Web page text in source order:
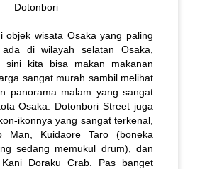
Dotonbori
objek wisata Osaka yang paling
di wilayah selatan Osaka,
sini kita bisa makan makanan
sangat murah sambil melihat
panorama malam yang sangat
Osaka. Dotonbori Street juga
ikonnya yang sangat terkenal,
Man, Kuidaore Taro (boneka
sedang memukul drum), dan
Doraku Crab. Pas banget